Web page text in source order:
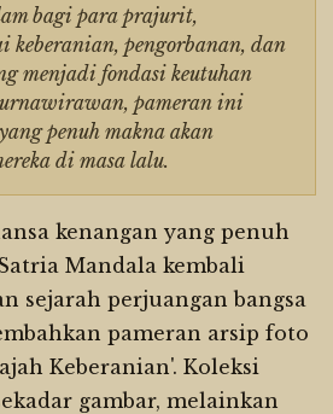
bagi para prajurit,
keberanian, pengorbanan, dan
menjadi fondasi keutuhan
pameran ini
penuh makna akan
di masa lalu.
kenangan yang penuh
Mandala kembali
sejarah perjuangan bangsa
pameran arsip foto
Keberanian'. Koleksi
gambar, melainkan